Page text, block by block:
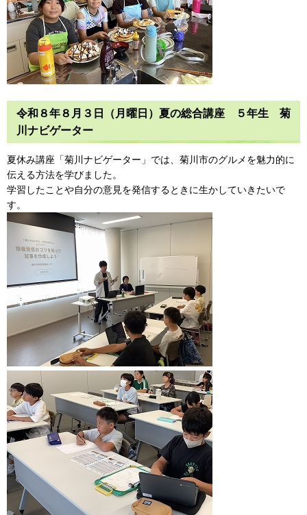
令和８年８月３日（月曜日）夏の総合講座 ５年生 菊
川ナビゲーター
夏休み講座「菊川ナビゲーター」では、菊川市のグルメを魅力的に
伝える方法を学びました。
学習したことや自分の意見を発信するときに生かしていきたいで
す。